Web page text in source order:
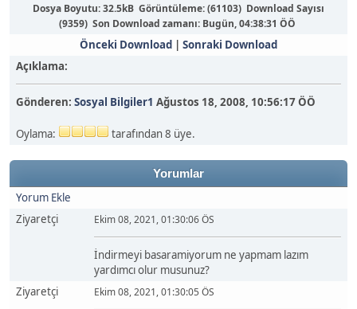
Dosya Boyutu: 32.5kB Görüntüleme: (61103) Download Sayısı
(9359) Son Download zamanı: Bugün, 04:38:31 ÖÖ
Önceki Download | Sonraki Download
Açıklama:
Gönderen: Sosyal Bilgiler1 Ağustos 18, 2008, 10:56:17 ÖÖ
Oylama: tarafından 8 üye.
Yorumlar
Yorum Ekle
Ziyaretçi
Ekim 08, 2021, 01:30:06 ÖS
İndirmeyi basaramiyorum ne yapmam lazım
yardımcı olur musunuz?
Ziyaretçi
Ekim 08, 2021, 01:30:05 ÖS